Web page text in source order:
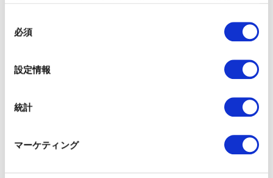
ッキーに同意したことになります。
必須
設定情報
統計
マーケティング